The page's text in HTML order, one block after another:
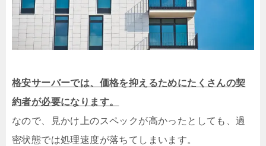
格安サーバーでは、価格を抑えるためにたくさんの契
約者が必要になります。
なので、見かけ上のスペックが高かったとしても、過
密状態では処理速度が落ちてしまいます。